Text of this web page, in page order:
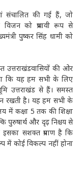
संचालित की गई हैं, जो
के विजन को प्रभावी रूप से
पुष्कर सिंह धामी को
उत्तराखंडवासियों की ओर
कि यह हम सभी के लिए
उत्तराखंड से हैं। समस्त
रखती है। यह हम सभी के
में कक्षा 5 तक की शिक्षा
पुरुषार्थ और दृढ़ निश्चय से
इसका सशक्त प्रमाण है कि
कोई विकल्प नहीं होना